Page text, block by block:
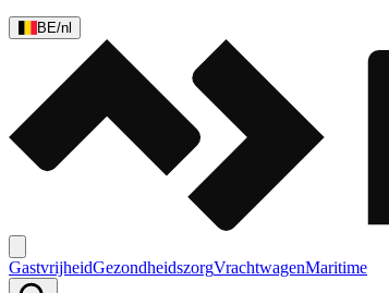
BE/nl
GastvrijheidGezondheidszorgVrachtwagenMaritime